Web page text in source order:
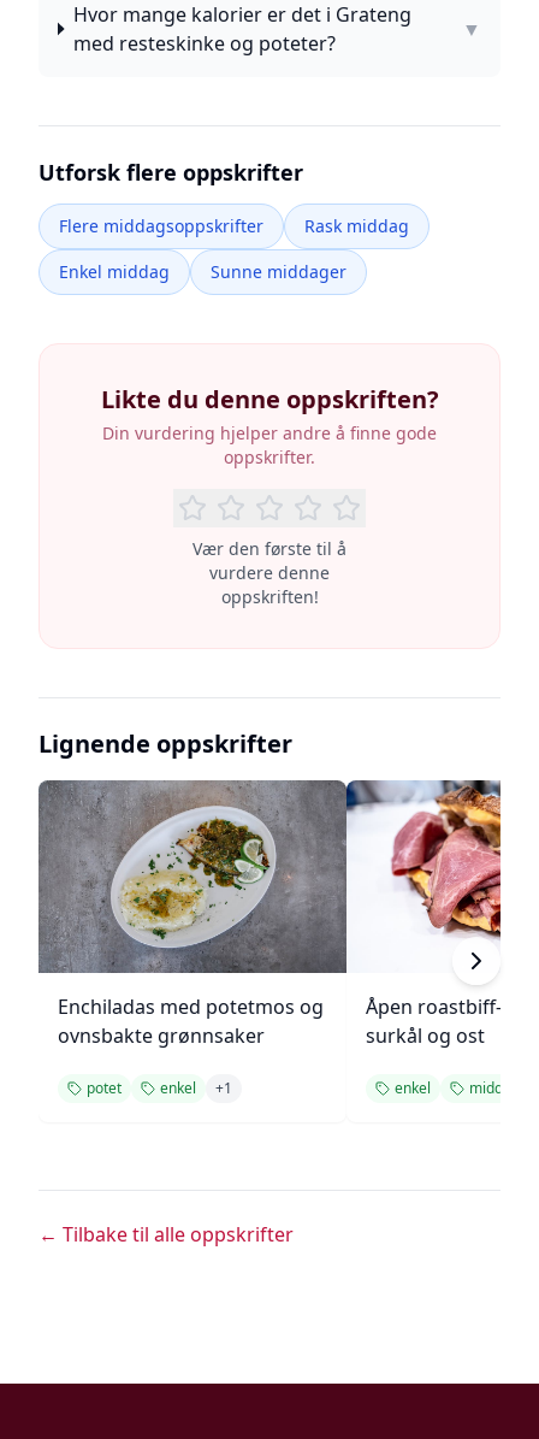
Hvor mange kalorier er det i Grateng
med resteskinke og poteter?
▼
Utforsk flere oppskrifter
Flere middagsoppskrifter
Rask middag
Enkel middag
Sunne middager
Likte du denne oppskriften?
Din vurdering hjelper andre å finne gode
oppskrifter.
Vær den første til å
vurdere denne
oppskriften!
Lignende oppskrifter
Enchiladas med potetmos og
ovnsbakte grønnsaker
potet enkel +1
Åpen roastbiff-
surkål og ost
enkel middag
← Tilbake til alle oppskrifter